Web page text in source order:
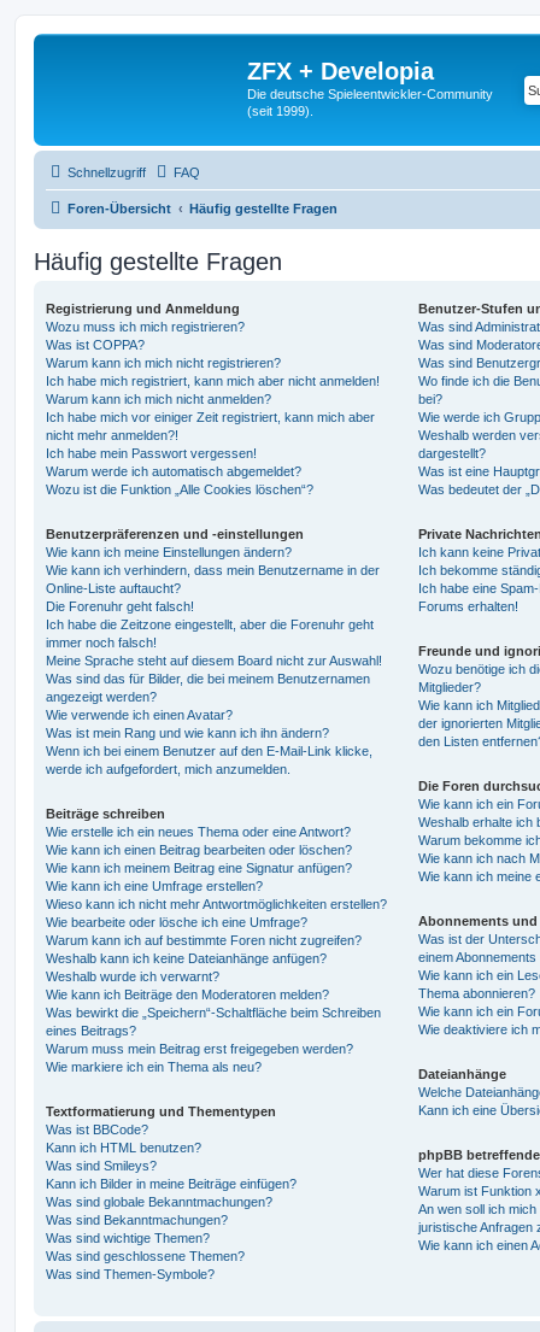
ZFX + Developia
Die deutsche Spieleentwickler-Community
(seit 1999).
Schnellzugriff FAQ
Foren-Übersicht Häufig gestellte Fragen
Häufig gestellte Fragen
Registrierung und Anmeldung
Wozu muss ich mich registrieren?
Was ist COPPA?
Warum kann ich mich nicht registrieren?
Ich habe mich registriert, kann mich aber nicht anmelden!
Warum kann ich mich nicht anmelden?
Ich habe mich vor einiger Zeit registriert, kann mich aber
nicht mehr anmelden?!
Ich habe mein Passwort vergessen!
Warum werde ich automatisch abgemeldet?
Wozu ist die Funktion „Alle Cookies löschen“?
Benutzerpräferenzen und -einstellungen
Wie kann ich meine Einstellungen ändern?
Wie kann ich verhindern, dass mein Benutzername in der
Online-Liste auftaucht?
Die Forenuhr geht falsch!
Ich habe die Zeitzone eingestellt, aber die Forenuhr geht
immer noch falsch!
Meine Sprache steht auf diesem Board nicht zur Auswahl!
Was sind das für Bilder, die bei meinem Benutzernamen
angezeigt werden?
Wie verwende ich einen Avatar?
Was ist mein Rang und wie kann ich ihn ändern?
Wenn ich bei einem Benutzer auf den E-Mail-Link klicke,
werde ich aufgefordert, mich anzumelden.
Beiträge schreiben
Wie erstelle ich ein neues Thema oder eine Antwort?
Wie kann ich einen Beitrag bearbeiten oder löschen?
Wie kann ich meinem Beitrag eine Signatur anfügen?
Wie kann ich eine Umfrage erstellen?
Wieso kann ich nicht mehr Antwortmöglichkeiten erstellen?
Wie bearbeite oder lösche ich eine Umfrage?
Warum kann ich auf bestimmte Foren nicht zugreifen?
Weshalb kann ich keine Dateianhänge anfügen?
Weshalb wurde ich verwarnt?
Wie kann ich Beiträge den Moderatoren melden?
Was bewirkt die „Speichern“-Schaltfläche beim Schreiben
eines Beitrags?
Warum muss mein Beitrag erst freigegeben werden?
Wie markiere ich ein Thema als neu?
Textformatierung und Thementypen
Was ist BBCode?
Kann ich HTML benutzen?
Was sind Smileys?
Kann ich Bilder in meine Beiträge einfügen?
Was sind globale Bekanntmachungen?
Was sind Bekanntmachungen?
Was sind wichtige Themen?
Was sind geschlossene Themen?
Was sind Themen-Symbole?
Benutzer-Stufen
Was sind
Was sind
Was sind
Wo finde ich die
bei?
Wie werde ich
Weshalb werden
dargestellt?
Was ist eine
Was bedeutet der
Private
Ich kann keine
Ich bekomme
Ich habe eine
Forums erhalten!
Freunde und
Wozu benötige ich
Mitglieder?
Wie kann ich
der ignorierten
den Listen
Die Foren
Wie kann ich ein
Weshalb erhalte ich
Warum bekomme
Wie kann ich nach
Wie kann ich meine
Abonnements und
Was ist der
einem
Wie kann ich ein
Thema abonnieren?
Wie kann ich ein
Wie deaktiviere ich
Dateianhänge
Welche
Kann ich eine
phpBB
Wer hat diese
Warum ist Funktion
An wen soll ich
juristische Anfragen
Wie kann ich einen